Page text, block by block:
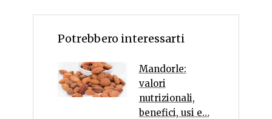
Potrebbero interessarti
Mandorle:
valori
nutrizionali,
benefici, usi e…